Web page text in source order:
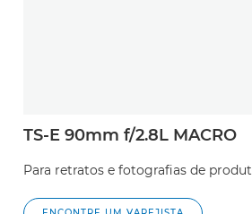
TS-E 90mm f/2.8L MACRO
Para retratos e fotografias de